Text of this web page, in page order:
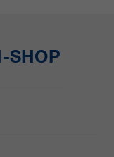
SHOP